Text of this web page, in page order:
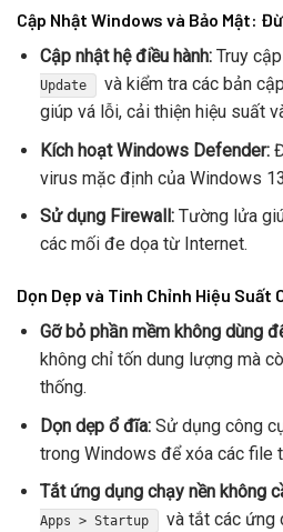
Cập Nhật Windows và Bảo Mật:
Cập nhật hệ điều hành:Truy cập
Update
và kiểm tra các bản
giúp vá lỗi, cải thiện hiệu suất
Kích hoạt Windows Defender:
virus mặc định của Windows
Sử dụng Firewall:Tường lửa
các mối đe dọa từ Internet.
Dọn Dẹp và Tinh Chỉnh Hiệu Suất
Gỡ bỏ phần mềm không dùng
không chỉ tốn dung lượng mà
thống.
Dọn dẹp ổ đĩa:Sử dụng công
trong Windows để xóa các file
Tắt ứng dụng chạy nền không
Apps > Startup
và tắt các ứng